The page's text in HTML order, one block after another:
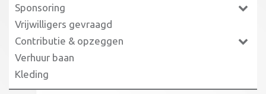
Sponsoring
Vrijwilligers gevraagd
Contributie & opzeggen
Verhuur baan
Kleding